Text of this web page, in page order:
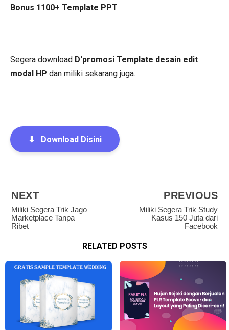
Bonus 1100+ Template PPT
Segera download D'promosi Template desain edit
modal HP dan miliki sekarang juga.
⬇ Download Disini
NEXT
Miliki Segera Trik Jago
Marketplace Tanpa
Ribet
PREVIOUS
Miliki Segera Trik Study
Kasus 150 Juta dari
Facebook
RELATED POSTS